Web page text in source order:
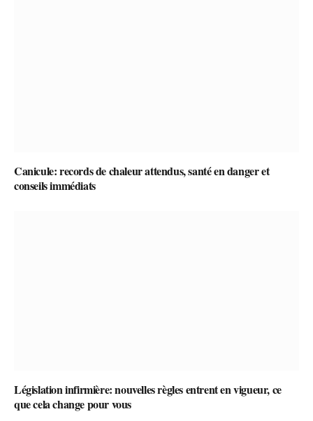
Canicule: records de chaleur attendus, santé en danger et
conseils immédiats
Législation infirmière: nouvelles règles entrent en vigueur, ce
que cela change pour vous